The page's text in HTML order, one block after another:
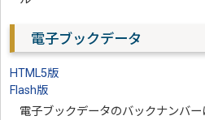
電子ブックデータ
HTML5版
Flash版
電子ブックデータのバックナンバー